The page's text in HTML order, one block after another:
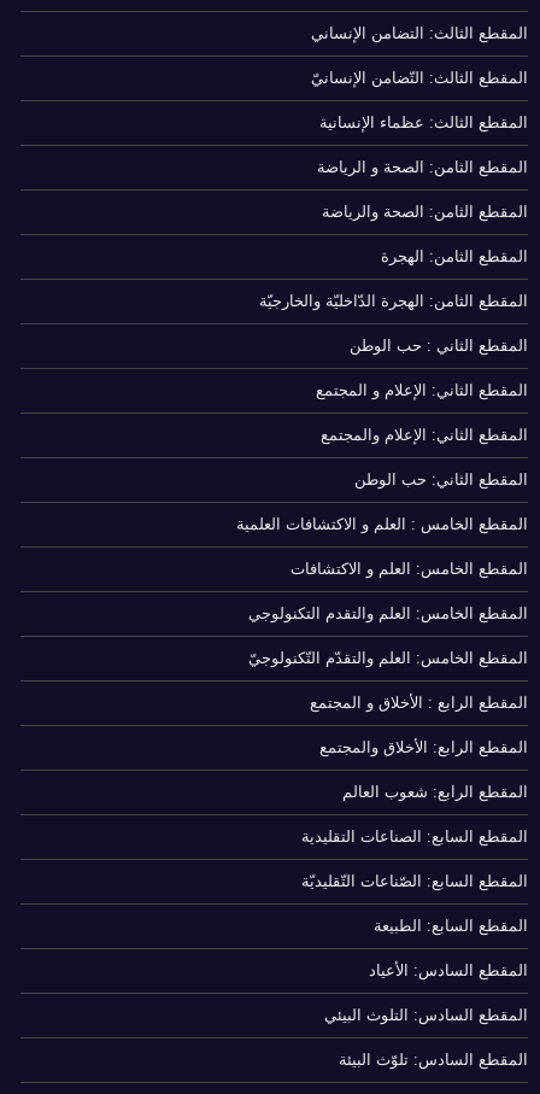
المقطع الثالث: التضامن الإنساني
المقطع الثالث: التّضامن الإنسانيّ
المقطع الثالث: عظماء الإنسانية
المقطع الثامن: الصحة و الرياضة
المقطع الثامن: الصحة والرياضة
المقطع الثامن: الهجرة
المقطع الثامن: الهجرة الدّاخليّة والخارجيّة
المقطع الثاني : حب الوطن
المقطع الثاني: الإعلام و المجتمع
المقطع الثاني: الإعلام والمجتمع
المقطع الثاني: حب الوطن
المقطع الخامس : العلم و الاكتشافات العلمية
المقطع الخامس: العلم و الاكتشافات
المقطع الخامس: العلم والتقدم التكنولوجي
المقطع الخامس: العلم والتقدّم التّكنولوجيّ
المقطع الرابع : الأخلاق و المجتمع
المقطع الرابع: الأخلاق والمجتمع
المقطع الرابع: شعوب العالم
المقطع السابع: الصناعات التقليدية
المقطع السابع: الصّناعات التّقليديّة
المقطع السابع: الطبيعة
المقطع السادس: الأعياد
المقطع السادس: التلوث البيئي
المقطع السادس: تلوّث البيئة